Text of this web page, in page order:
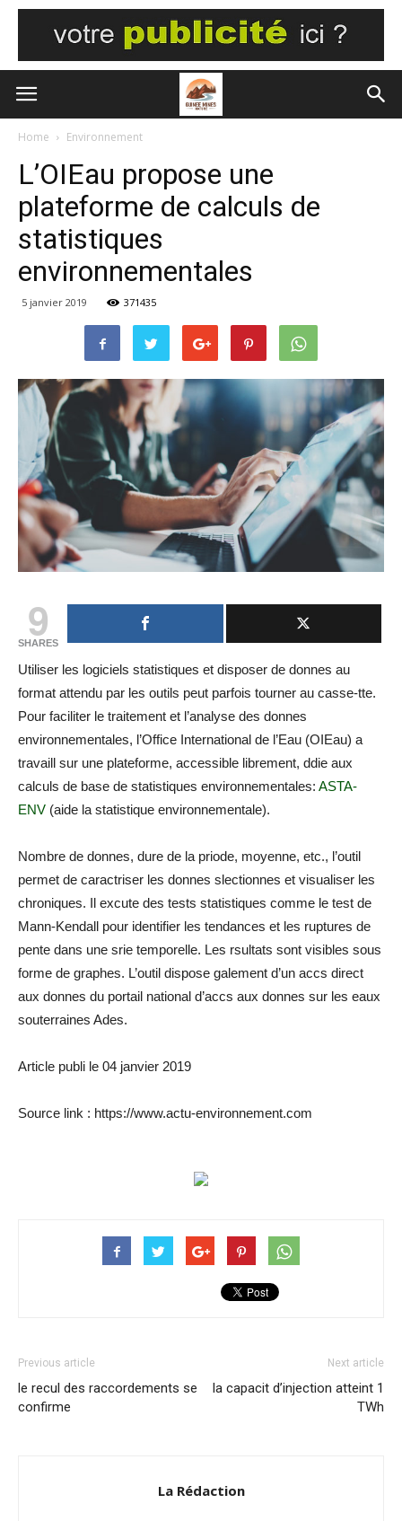
Home Environnement
L’OIEau propose une
plateforme de calculs de
statistiques
environnementales
5 janvier 2019 371435
9
SHARES
Utiliser les logiciels statistiques et disposer de donnes au
format attendu par les outils peut parfois tourner au casse-tte.
Pour faciliter le traitement et l’analyse des donnes
environnementales, l’Office International de l’Eau (OIEau) a
travaill sur une plateforme, accessible librement, ddie aux
calculs de base de statistiques environnementales: ASTA-
ENV (aide la statistique environnementale).
Nombre de donnes, dure de la priode, moyenne, etc., l’outil
permet de caractriser les donnes slectionnes et visualiser les
chroniques. Il excute des tests statistiques comme le test de
Mann-Kendall pour identifier les tendances et les ruptures de
pente dans une srie temporelle. Les rsultats sont visibles sous
forme de graphes. L’outil dispose galement d’un accs direct
aux donnes du portail national d’accs aux donnes sur les eaux
souterraines Ades.
Article publi le 04 janvier 2019
Source link : https://www.actu-environnement.com
Previous article
le recul des raccordements se
confirme
Next article
la capacit d’injection atteint 1
TWh
La Rédaction